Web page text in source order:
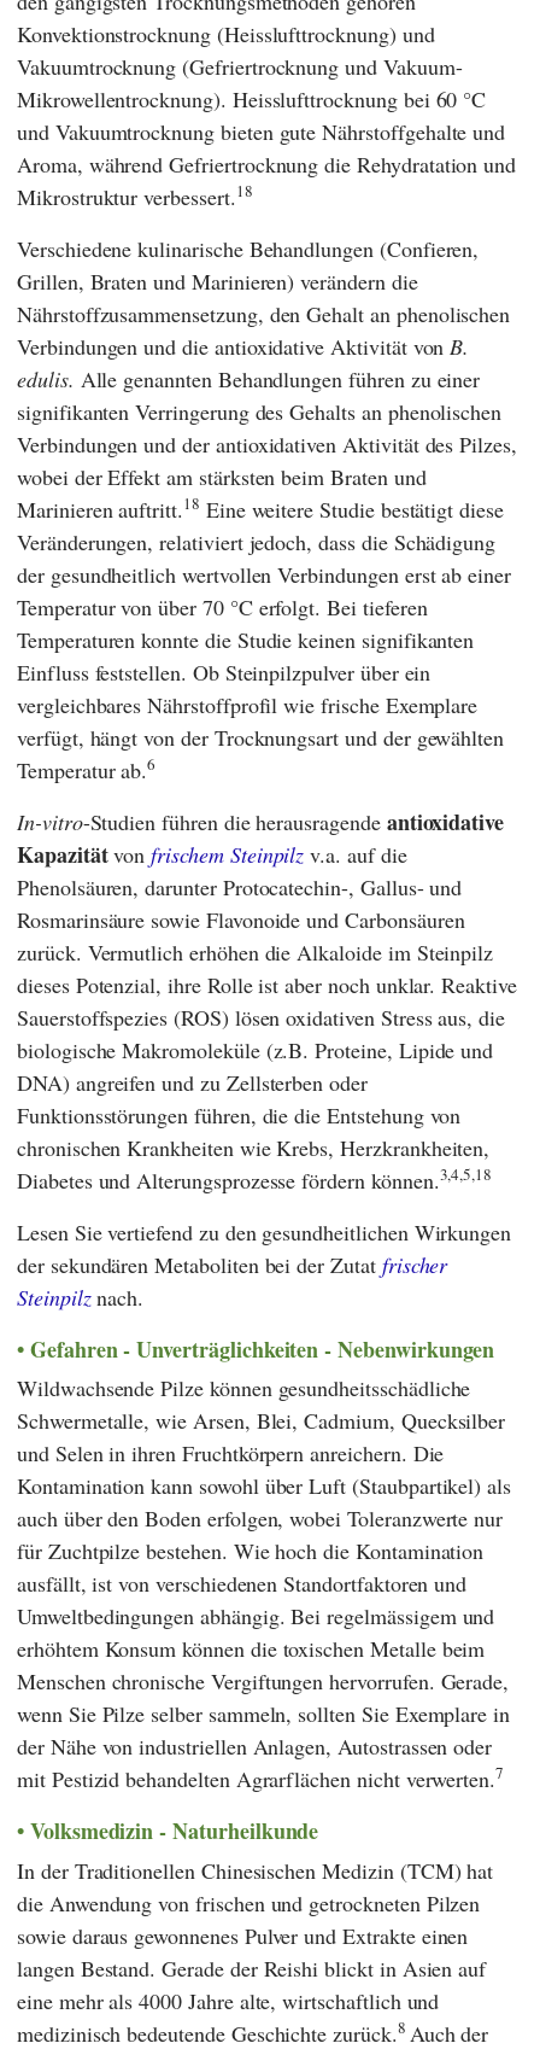
Konvektionstrocknung (Heisslufttrocknung) und
Vakuumtrocknung (Gefriertrocknung und Vakuum-
Mikrowellentrocknung). Heisslufttrocknung bei 60 °C
und Vakuumtrocknung bieten gute Nährstoffgehalte und
Aroma, während Gefriertrocknung die Rehydratation und
Mikrostruktur verbessert.18
Verschiedene kulinarische Behandlungen (Confieren,
Grillen, Braten und Marinieren) verändern die
Nährstoffzusammensetzung, den Gehalt an phenolischen
Verbindungen und die antioxidative Aktivität vonB.
edulis. Alle genannten Behandlungen führen zu einer
signifikanten Verringerung des Gehalts an phenolischen
Verbindungen und der antioxidativen Aktivität des Pilzes,
wobei der Effekt am stärksten beim Braten und
Marinieren auftritt.18 Eine weitere Studie bestätigt diese
Veränderungen, relativiert jedoch, dass die Schädigung
der gesundheitlich wertvollen Verbindungen erst ab einer
Temperatur von über 70 °C erfolgt. Bei tieferen
Temperaturen konnte die Studie keinen signifikanten
Einfluss feststellen. Ob Steinpilzpulver über ein
vergleichbares Nährstoffprofil wie frische Exemplare
verfügt, hängt von der Trocknungsart und der gewählten
Temperatur ab.6
In-vitro-Studien führen die herausragende antioxidative
Kapazitätvonfrischem Steinpilz v.a. auf die
Phenolsäuren, darunter Protocatechin-, Gallus- und
Rosmarinsäure sowie Flavonoide und Carbonsäuren
zurück. Vermutlich erhöhen die Alkaloide im Steinpilz
dieses Potenzial, ihre Rolle ist aber noch unklar. Reaktive
Sauerstoffspezies (ROS) lösen oxidativen Stress aus, die
biologische Makromoleküle (z.B. Proteine, Lipide und
DNA) angreifen und zu Zellsterben oder
Funktionsstörungen führen, die die Entstehung von
chronischen Krankheiten wie Krebs, Herzkrankheiten,
Diabetes und Alterungsprozesse fördern können.3,4,5,18
Lesen Sie vertiefend zu den gesundheitlichen Wirkungen
der sekundären Metaboliten bei der Zutat frischer
Steinpilznach.
Gefahren - Unverträglichkeiten - Nebenwirkungen
Wildwachsende Pilze können gesundheitsschädliche
Schwermetalle, wie Arsen, Blei, Cadmium, Quecksilber
und Selen in ihren Fruchtkörpern anreichern. Die
Kontamination kann sowohl über Luft (Staubpartikel) als
auch über den Boden erfolgen, wobei Toleranzwerte nur
für Zuchtpilze bestehen. Wie hoch die Kontamination
ausfällt, ist von verschiedenen Standortfaktoren und
Umweltbedingungen abhängig. Bei regelmässigem und
erhöhtem Konsum können die toxischen Metalle beim
Menschen chronische Vergiftungen hervorrufen. Gerade,
wenn Sie Pilze selber sammeln, sollten Sie Exemplare in
der Nähe von industriellen Anlagen, Autostrassen oder
mit Pestizid behandelten Agrarflächen nicht verwerten.7
Volksmedizin - Naturheilkunde
In der Traditionellen Chinesischen Medizin (TCM) hat
die Anwendung von frischen und getrockneten Pilzen
sowie daraus gewonnenes Pulver und Extrakte einen
langen Bestand. Gerade der Reishi blickt in Asien auf
eine mehr als 4000 Jahre alte, wirtschaftlich und
medizinisch bedeutende Geschichte zurück.8 Auch der